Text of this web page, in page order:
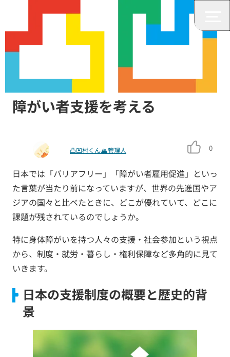
世界と比べてどう？日本の身体
障がい者支援を考える
凸凹村くん🏔管理人 0
日本では「バリアフリー」「障がい者雇用促進」といっ
た言葉が当たり前になっていますが、世界の先進国やア
ジアの国々と比べたときに、どこが優れていて、どこに
課題が残されているのでしょうか。
特に身体障がいを持つ人々の支援・社会参加という視点
から、制度・就労・暮らし・権利保障など多角的に見て
いきます。
日本の支援制度の概要と歴史的背
景